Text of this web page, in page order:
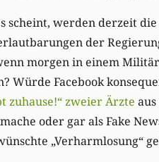
scheint, werden derzeit
der
morgen in einem
Würde Facebook
zuhause!“ zweier Ärzte
oder gar als Fake
„Verharmlosung“